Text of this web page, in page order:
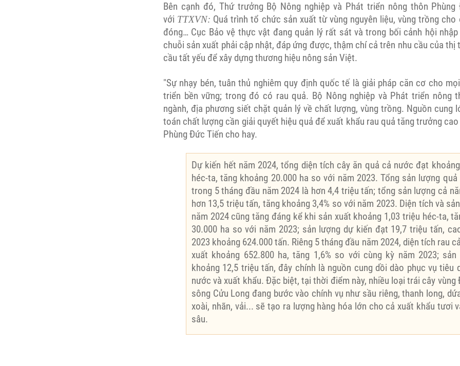
Bên cạnh đó, Thứ trưởng Bộ Nông nghiệp và Phát triển nông thôn
với TTXVN: Quá trình tổ chức sản xuất từ vùng nguyên liệu, vùng trồng
đóng… Cục Bảo vệ thực vật đang quản lý rất sát và trong bối cảnh hội
chuỗi sản xuất phải cập nhật, đáp ứng được, thậm chí cả trên nhu cầu của thị
cầu tất yếu để xây dựng thương hiệu nông sản Việt.
"Sự nhạy bén, tuân thủ nghiêm quy định quốc tế là giải pháp căn cơ cho
triển bền vững; trong đó có rau quả. Bộ Nông nghiệp và Phát triển nông
ngành, địa phương siết chặt quản lý về chất lượng, vùng trồng. Nguồn cung
toán chất lượng cần giải quyết hiệu quả để xuất khẩu rau quả tăng trưởng
Phùng Đức Tiến cho hay.
Dự kiến hết năm 2024, tổng diện tích cây ăn quả cả nước đạt
héc-ta, tăng khoảng 20.000 ha so với năm 2023. Tổng sản lượng
trong 5 tháng đầu năm 2024 là hơn 4,4 triệu tấn; tổng sản lượng cả
hơn 13,5 triệu tấn, tăng khoảng 3,4% so với năm 2023. Diện tích và
năm 2024 cũng tăng đáng kể khi sản xuất khoảng 1,03 triệu héc-ta,
30.000 ha so với năm 2023; sản lượng dự kiến đạt 19,7 triệu tấn,
2023 khoảng 624.000 tấn. Riêng 5 tháng đầu năm 2024, diện tích rau
xuất khoảng 652.800 ha, tăng 1,6% so với cùng kỳ năm 2023;
khoảng 12,5 triệu tấn, đây chính là nguồn cung dồi dào phục vụ tiêu
nước và xuất khẩu. Đặc biệt, tại thời điểm này, nhiều loại trái cây vùng
sông Cửu Long đang bước vào chính vụ như sầu riêng, thanh long,
xoài, nhãn, vải... sẽ tạo ra lượng hàng hóa lớn cho cả xuất khẩu tươi
sâu.